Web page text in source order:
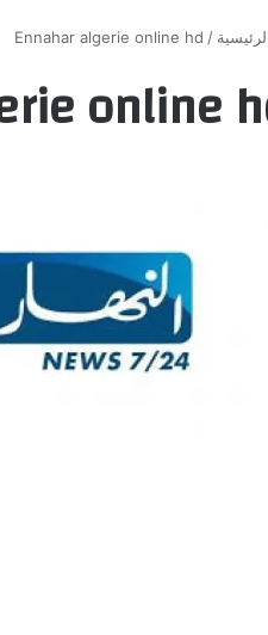
/
Ennahar algerie online hd
online